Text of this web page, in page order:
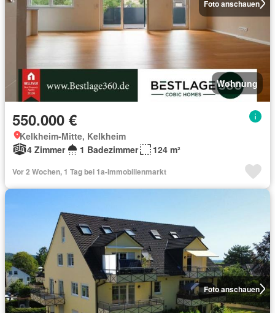
Foto anschauen
Wohnung
550.000 €
Kelkheim-Mitte, Kelkheim
4 Zimmer
1 Badezimmer 124 m²
Vor 2 Wochen, 1 Tag bei 1a-Immobilienmarkt
Foto anschauen